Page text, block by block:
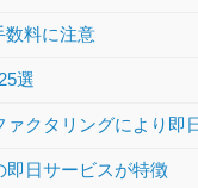
数料に注意
選
クタリングにより即
即日サービスが特徴